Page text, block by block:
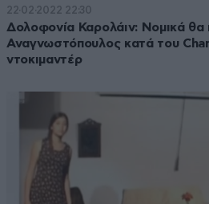
22·02·2022 22:30
Δολοφονία Καρολάιν: Νομικά θα
Αναγνωστόπουλος κατά του
ντοκιμαντέρ